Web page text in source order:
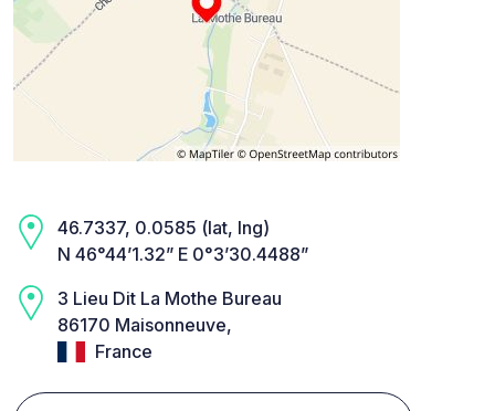
46.7337, 0.0585 (lat, lng)
N 46°44’1.32” E 0°3’30.4488”
3 Lieu Dit La Mothe Bureau
86170 Maisonneuve,
France